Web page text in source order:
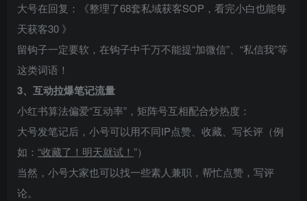
大号在回复：《整理了68套私域获客SOP，看完小白也能每
天获客30 》
留钩子一定要软，在钩子中千万不能提“加微信”、“私信我”等
这类词语！
3、互动拉爆笔记流量
小红书算法偏爱“互动率”，矩阵号互相配合炒热度：
大号发笔记后，小号可以用不同IP点赞、收藏、写长评（例
如： “收藏了！明天就试！ ”）
当然，小号大家也可以找一些素人兼职，帮忙点赞，写评
论。